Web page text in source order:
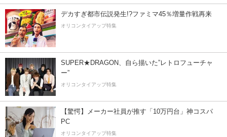
デカすぎ都市伝説発生!?ファミマ45％増量作戦再来
オリコンタイアップ特集
SUPER★DRAGON、自ら描いた”レトロフューチャ
ー”
オリコンタイアップ特集
【驚愕】メーカー社員が推す「10万円台」神コスパ
PC
オリコンタイアップ特集